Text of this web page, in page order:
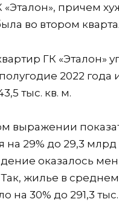
«Эталон», причем
во втором
ГК «Эталон»
2022 года
тыс. кв. м.
выражении
на 29% до 29,3
оказалось
жилье в среднем
на 30% до 291,3